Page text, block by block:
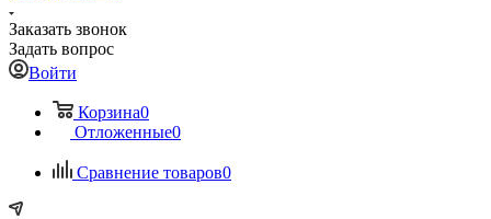
Заказать звонок
Задать вопрос
Войти
Корзина0
Отложенные0
Сравнение товаров0